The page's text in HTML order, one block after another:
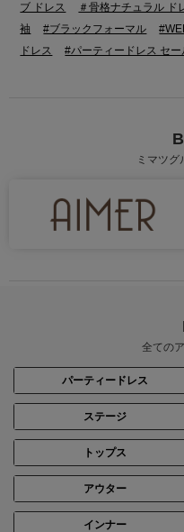
ブ ドレス
＃骨格ナチュラル ド
袖
#ブラックフォーマル
ドレス
#パーティードレス セー
ミマツグ
全ての
パーティードレス
ステージ
トップス
アウター
インナー